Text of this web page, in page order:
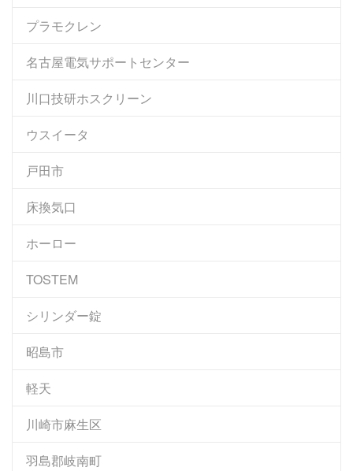
プラモクレン
名古屋電気サポートセンター
川口技研ホスクリーン
ウスイータ
戸田市
床換気口
ホーロー
TOSTEM
シリンダー錠
昭島市
軽天
川崎市麻生区
羽島郡岐南町